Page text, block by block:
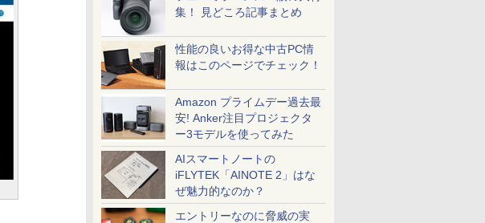
集！ 見どころ記事まとめ
性能の良いお得な中古PC情
報はこのページでチェック！
Amazon プライムデー過去最
安! Anker注目プロジェクタ
ー3モデルを使ってみた
AIスマートノートの
iFLYTEK「AINOTE 2」はな
ぜ魅力的なのか？
エントリーなのに脅威の実